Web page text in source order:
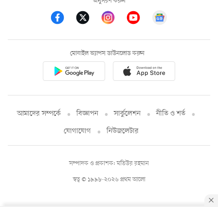
মোবাইল অ্যাপস ডাউনলোড করুন
আমাদের সম্পর্কে বিজ্ঞাপন সার্কুলেশন
নীতি ও শর্ত
যোগাযোগ
নিউজলেটার
স্বত্ব © ১৯৯৮-২০২৬ প্রথম আলো
সম্পাদক ও প্রকাশক: মতিউর রহমান